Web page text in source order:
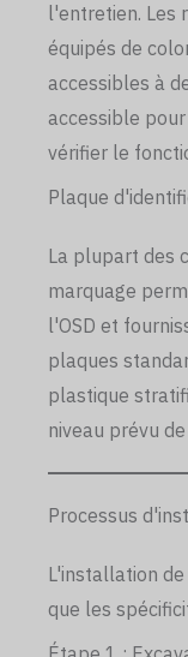
l'entretien. Les
équipés de
accessibles à
accessible
vérifier le
Plaque
La plupart des
marquage
l'OSD et
plaques
plastique
niveau prévu
Processus
L'installation
que les